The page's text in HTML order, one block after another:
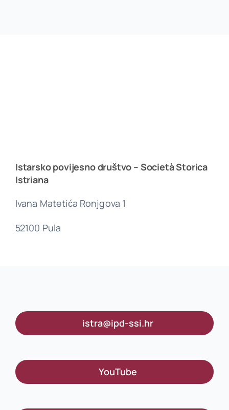
Istarsko povijesno društvo – Società Storica
Istriana
Ivana Matetića Ronjgova 1
52100 Pula
istra@ipd-ssi.hr
YouTube